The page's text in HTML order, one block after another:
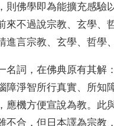
， 則佛學即為能擴充感驗
來不過說宗教、玄學、
進言宗教、玄學、哲學
名詞 ，在佛典原有其解
障淨智所行真實、 所知
， 應機方便宣說為教。 此
不合 ，但日本譯為宗教